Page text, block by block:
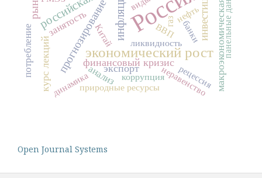
экономический рост
инфляция инвестиции
прогнозирование макроэкономическая модель
финансовый кризис
курс лекций экспорт
занятость
потребление анализ
Китай
природные ресурсы
ликвидность
газ панельные данные
неравенство
нефть
банки
коррупция
ВВП
рецессия
динамика
Open Journal Systems